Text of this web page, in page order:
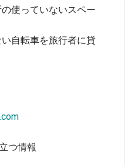
使っていないスペー
自転車を旅行者に貸
つ情報